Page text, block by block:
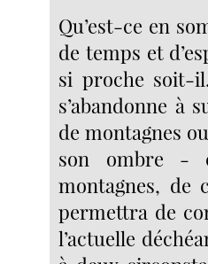
Qu’est-ce en
de temps et
si proche soit-
s’abandonne à
de montagnes
son ombre -
montagnes, de
permettra de
l’actuelle